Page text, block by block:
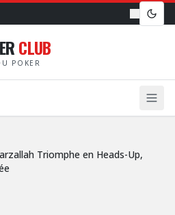
CLUB
POKER
Triomphe en Heads-Up,